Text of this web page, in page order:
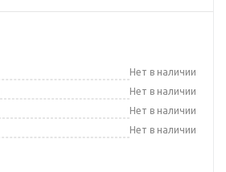
Нет в наличии
Нет в наличии
Нет в наличии
Нет в наличии